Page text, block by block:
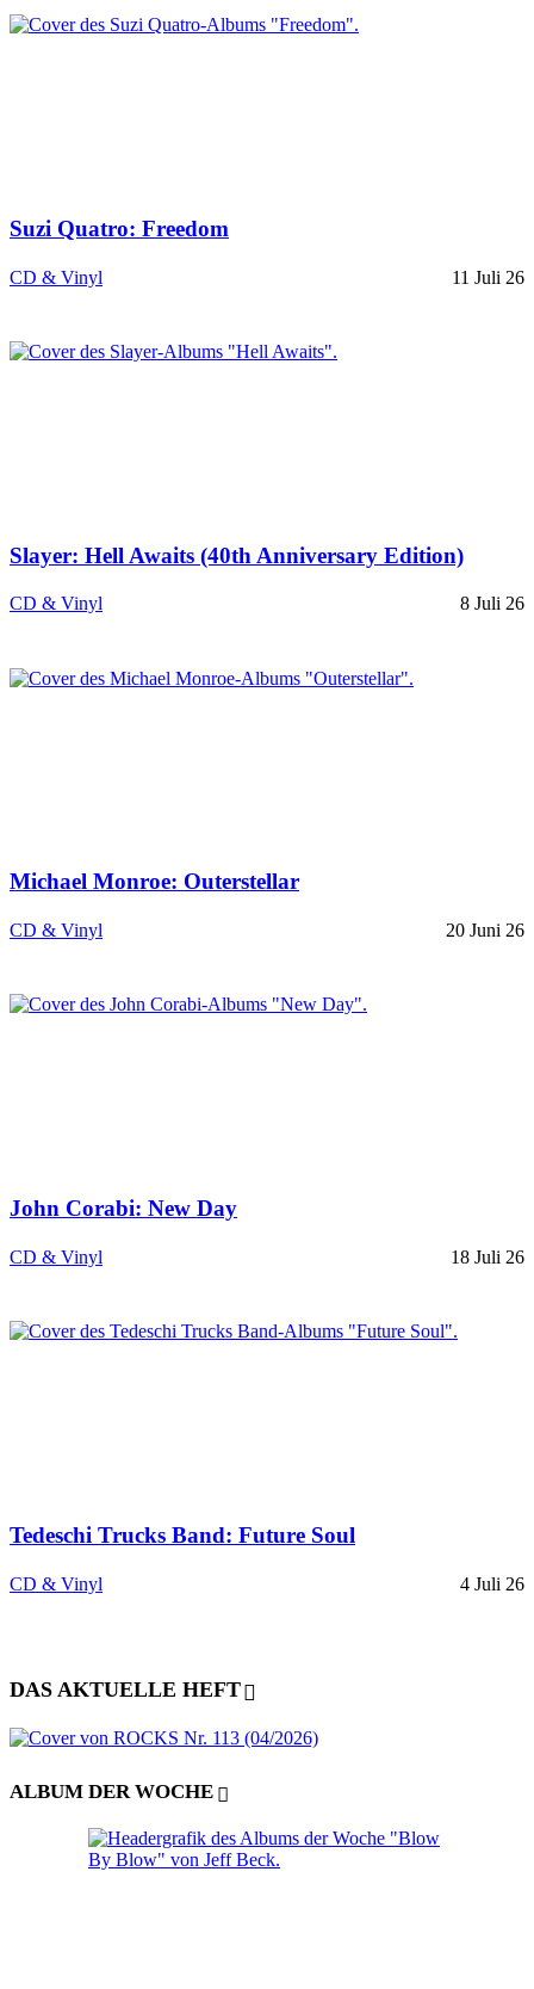
Suzi Quatro: Freedom
CD & Vinyl 11 Juli 26
Slayer: Hell Awaits (40th Anniversary Edition)
CD & Vinyl 8 Juli 26
Michael Monroe: Outerstellar
CD & Vinyl 20 Juni 26
John Corabi: New Day
CD & Vinyl 18 Juli 26
Tedeschi Trucks Band: Future Soul
CD & Vinyl 4 Juli 26
DAS AKTUELLE HEFT
ALBUM DER WOCHE